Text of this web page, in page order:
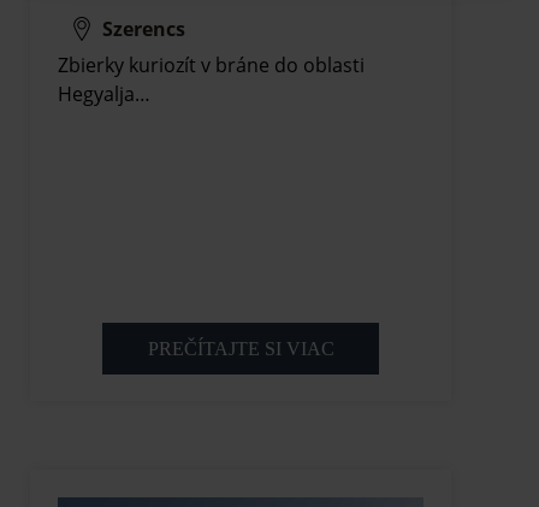
Szerencs
Zbierky kuriozít v bráne do oblasti
Hegyalja…
PREČÍTAJTE SI VIAC